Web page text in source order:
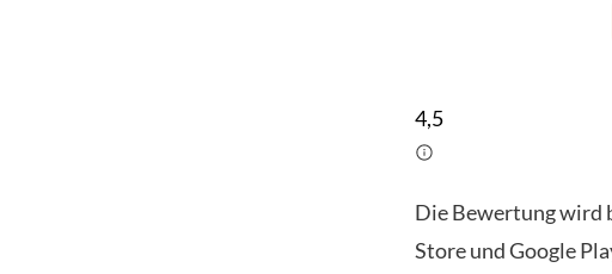
4,5
Die Bewertung wird
Store und Google